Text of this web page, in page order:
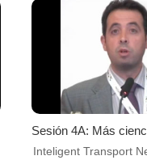
Sesión 4A: Más
Inteligent Transport